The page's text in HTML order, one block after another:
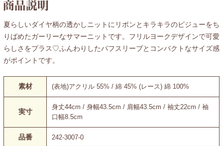
夏らしいダイヤ柄の透かしニットにリボンとキラキラのビジューをち
りばめたガーリーなサマーニットです。フリルヨークデザインで可愛
らしさをプラス♡ふんわりしたパフスリーブとコンパクトなサイズ感
がポイントです。
素材 (表地)アクリル 55% / 綿 45% (レース) 綿 100%
実寸
身丈44cm / 身幅43.5cm / 肩幅43.5cm / 袖丈22cm / 袖
口幅8.5cm
品番 242-3007-0